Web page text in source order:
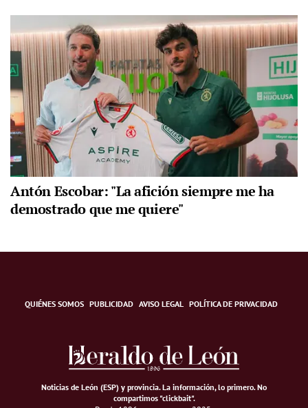
Antón Escobar: "La afición siempre me ha
demostrado que me quiere"
QUIÉNES SOMOS PUBLICIDAD AVISO LEGAL POLÍTICA DE PRIVACIDAD
Noticias de León (ESP) y provincia. La información, lo primero.No
compartimos "clickbait".